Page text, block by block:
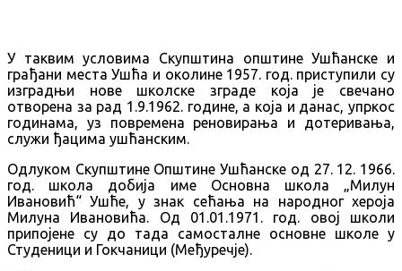
У таквим условима Скупштина општине Ушћанске и
грађани места Ушћа и околине 1957. год. приступили су
изградњи нове школске зграде која је свечано
отворена за рад 1.9.1962. године, а која и данас, упркос
годинама, уз повремена реновирања и дотеривања,
служи ђацима ушћанским.
Одлуком Скупштине Општине Ушћанске од 27. 12. 1966.
год. школа добија име Основна школа „Милун
Ивановић“ Ушће, у знак сећања на народног хероја
Милуна Ивановића. Од 01.01.1971. год. овој школи
припојене су до тада самосталне основне школе у
Студеници и Гокчаници (Међуречје).